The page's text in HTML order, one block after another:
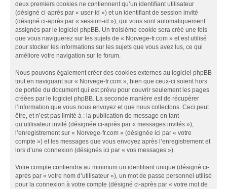
deux premiers cookies ne contiennent qu’un identifiant utilisateur
(désigné ci-après par « user-id ») et un identifiant de session invité
(désigné ci-après par « session-id »), qui vous sont automatiquement
assignés par le logiciel phpBB. Un troisième cookie sera créé une fois
que vous naviguerez sur les sujets de « Norvege-fr.com » et est utilisé
pour stocker les informations sur les sujets que vous avez lus, ce qui
améliore votre navigation sur le forum.
Nous pouvons également créer des cookies externes au logiciel phpBB
tout en naviguant sur « Norvege-fr.com », bien que ceux-ci soient hors
de portée du document qui est prévu pour couvrir seulement les pages
créées par le logiciel phpBB. La seconde manière est de récupérer
l’information que vous nous envoyez et que nous collectons. Ceci peut
être, et n’est pas limité à : la publication de message en tant
qu’utilisateur invité (désignée ci-après par « messages invités »),
l’enregistrement sur « Norvege-fr.com » (désignée ici par « votre
compte ») et les messages que vous envoyez après l’enregistrement et
lors d’une connexion (désignés ici par « vos messages »).
Votre compte contiendra au minimum un identifiant unique (désigné ci-
après par « votre nom d’utilisateur »), un mot de passe personnel utilisé
pour la connexion à votre compte (désigné ci-après par « votre mot de